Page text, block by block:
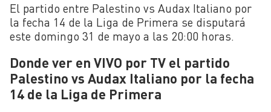
El partido entre Palestino vs Audax Italiano por
la fecha 14 de la Liga de Primera se disputará
este domingo 31 de mayo a las 20:00 horas.
Donde ver en VIVO por TV el partido
Palestino vs Audax Italiano por la fecha
14 de la Liga de Primera